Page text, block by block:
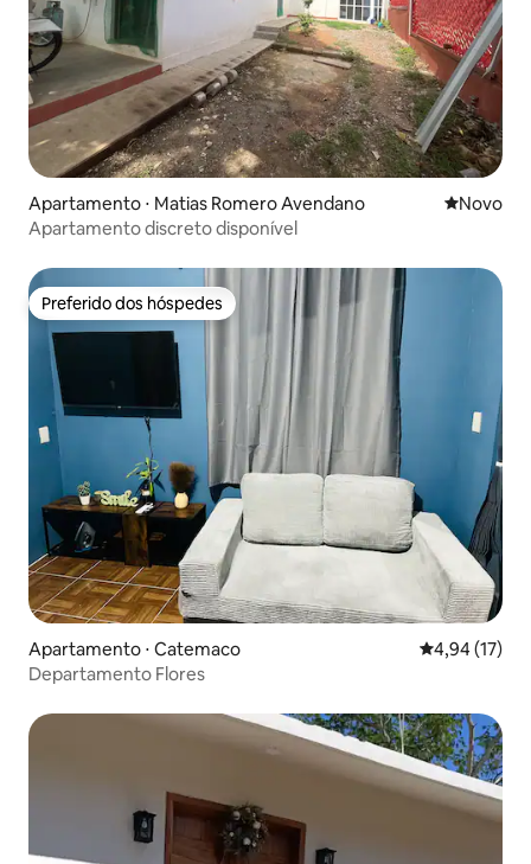
Apartamento ⋅ Matias Romero Avendano Novo
Novo
Apartamento discreto disponível
Preferido dos hóspedes
Preferido dos hóspedes
Apartamento ⋅ Catemaco 4,94 de uma
4,94 (17)
Departamento Flores